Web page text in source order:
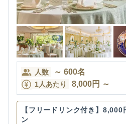
人数 ～ 600名
1人あたり 8,000円 ～
【フリードリンク付き】
ン